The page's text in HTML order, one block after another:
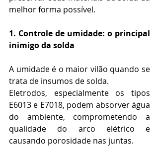
melhor forma possível.
1. Controle de umidade: o principal
inimigo da solda
A umidade é o maior vilão quando se
trata de insumos de solda.
Eletrodos, especialmente os tipos
E6013 e E7018, podem absorver água
do ambiente, comprometendo a
qualidade do arco elétrico e
causando porosidade nas juntas.